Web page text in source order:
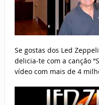
Se gostas dos Led
delicia-te com a canção
vídeo com mais de 4